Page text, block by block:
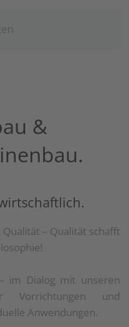
&
– Qualität schafft
im Dialog mit unseren
Vorrichtungen und
Anwendungen.